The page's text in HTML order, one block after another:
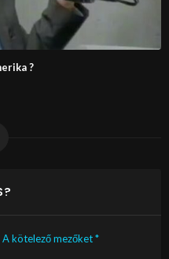
?
A kötelező mezőket*